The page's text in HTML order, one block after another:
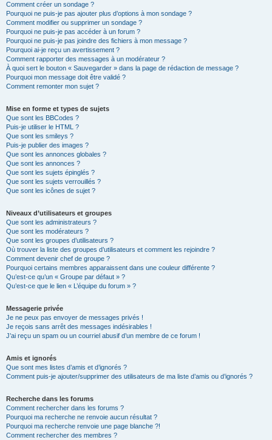
Comment créer un sondage ?
Pourquoi ne puis-je pas ajouter plus d’options à mon sondage ?
Comment modifier ou supprimer un sondage ?
Pourquoi ne puis-je pas accéder à un forum ?
Pourquoi ne puis-je pas joindre des fichiers à mon message ?
Pourquoi ai-je reçu un avertissement ?
Comment rapporter des messages à un modérateur ?
À quoi sert le bouton « Sauvegarder » dans la page de rédaction de message ?
Pourquoi mon message doit être validé ?
Comment remonter mon sujet ?
Mise en forme et types de sujets
Que sont les BBCodes ?
Puis-je utiliser le HTML ?
Que sont les smileys ?
Puis-je publier des images ?
Que sont les annonces globales ?
Que sont les annonces ?
Que sont les sujets épinglés ?
Que sont les sujets verrouillés ?
Que sont les icônes de sujet ?
Niveaux d’utilisateurs et groupes
Que sont les administrateurs ?
Que sont les modérateurs ?
Que sont les groupes d’utilisateurs ?
Où trouver la liste des groupes d’utilisateurs et comment les rejoindre ?
Comment devenir chef de groupe ?
Pourquoi certains membres apparaissent dans une couleur différente ?
Qu’est-ce qu’un « Groupe par défaut » ?
Qu’est-ce que le lien « L’équipe du forum » ?
Messagerie privée
Je ne peux pas envoyer de messages privés !
Je reçois sans arrêt des messages indésirables !
J’ai reçu un spam ou un courriel abusif d’un membre de ce forum !
Amis et ignorés
Que sont mes listes d’amis et d’ignorés ?
Comment puis-je ajouter/supprimer des utilisateurs de ma liste d’amis ou d’ignorés ?
Recherche dans les forums
Comment rechercher dans les forums ?
Pourquoi ma recherche ne renvoie aucun résultat ?
Pourquoi ma recherche renvoie une page blanche ?!
Comment rechercher des membres ?